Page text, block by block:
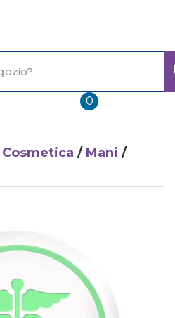
0prodotti
inseriti
Cosmetica / Mani /